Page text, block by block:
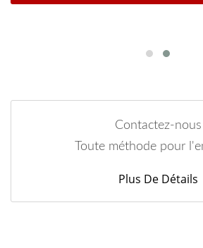
Contactez-nous
Toute méthode pour
Plus De Détails